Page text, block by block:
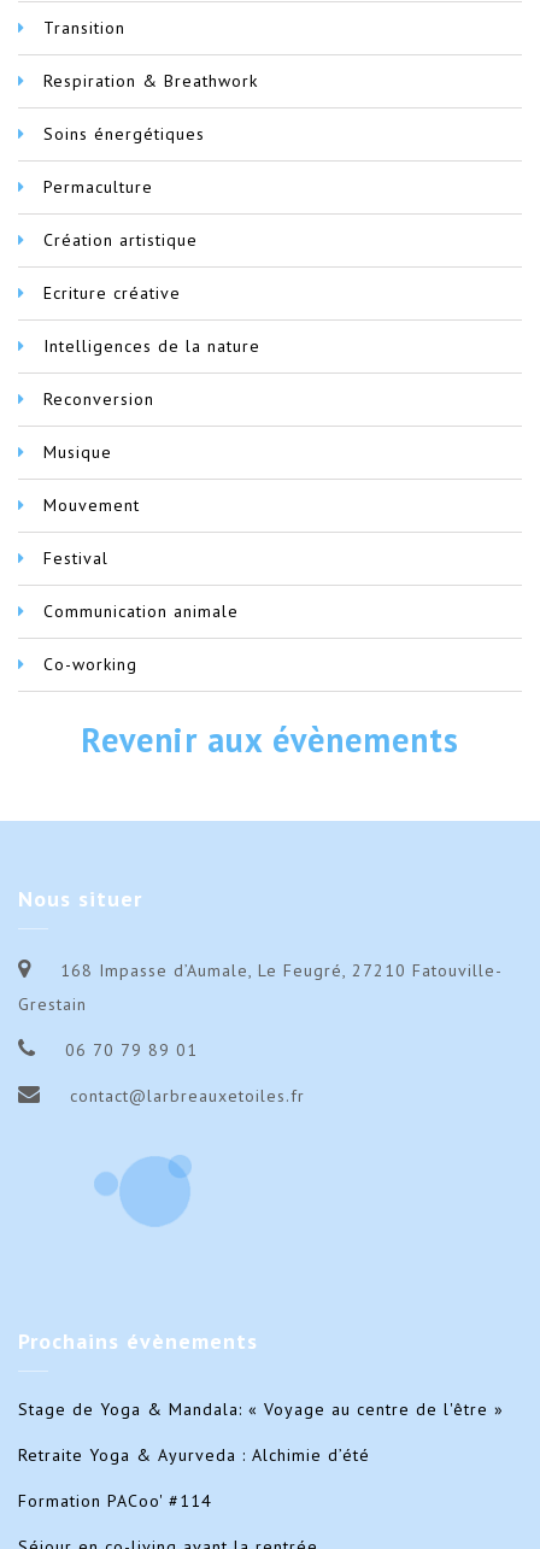
Transition
Respiration & Breathwork
Soins énergétiques
Permaculture
Création artistique
Ecriture créative
Intelligences de la nature
Reconversion
Musique
Mouvement
Festival
Communication animale
Co-working
Revenir aux évènements
Nous situer
168 Impasse d’Aumale, Le Feugré, 27210 Fatouville-
Grestain
06 70 79 89 01
contact@larbreauxetoiles.fr
Prochains évènements
Stage de Yoga & Mandala: « Voyage au centre de l'être »
Retraite Yoga & Ayurveda : Alchimie d’été
Formation PACoo' #114